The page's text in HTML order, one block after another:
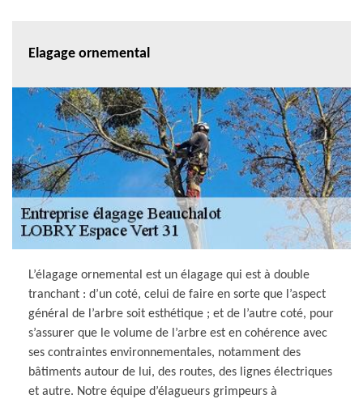
Elagage ornemental
L’élagage ornemental est un élagage qui est à double
tranchant : d’un coté, celui de faire en sorte que l’aspect
général de l’arbre soit esthétique ; et de l’autre coté, pour
s’assurer que le volume de l’arbre est en cohérence avec
ses contraintes environnementales, notamment des
bâtiments autour de lui, des routes, des lignes électriques
et autre. Notre équipe d’élagueurs grimpeurs à